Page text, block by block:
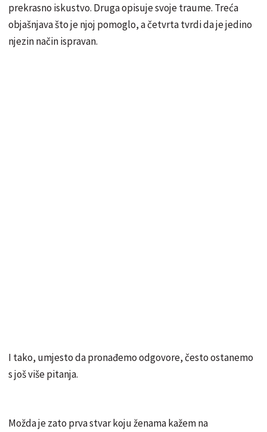
prekrasno iskustvo. Druga opisuje svoje traume. Treća
objašnjava što je njoj pomoglo, a četvrta tvrdi da je jedino
njezin način ispravan.
I tako, umjesto da pronađemo odgovore, često ostanemo
s još više pitanja.
Možda je zato prva stvar koju ženama kažem na